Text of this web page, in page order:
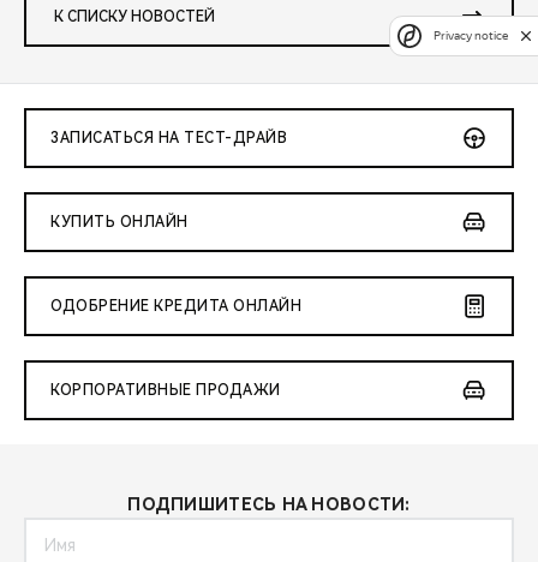
К СПИСКУ НОВОСТЕЙ
ЗАПИСАТЬСЯ НА ТЕСТ-ДРАЙВ
КУПИТЬ ОНЛАЙН
ОДОБРЕНИЕ КРЕДИТА ОНЛАЙН
КОРПОРАТИВНЫЕ ПРОДАЖИ
ПОДПИШИТЕСЬ НА НОВОСТИ:
Privacy notice